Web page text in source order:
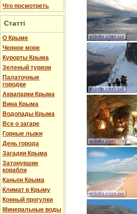
Что посмотреть
Статті
О Крыме
Черное море
Курорты Крыма
Зеленый туризм
Палаточные
городки
Аквапарки Крыма
Вина Крыма
Водопады Крыма
Все о загаре
Горные лыжи
День города
Загадки Крыма
Затонувшие
корабли
Каньон Крыма
Климат в Крыму
Конный прогулки
Минеральные воды